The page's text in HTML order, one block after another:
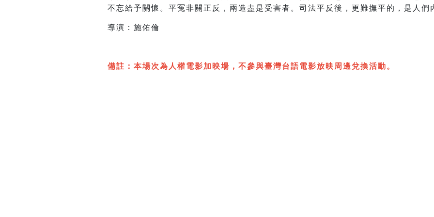
不忘給予關懷。平冤非關正反，兩造盡是受害者。司法平反後，更難撫平的，是人們
導演：施佑倫
備註：本場次為人權電影加映場，不參與臺灣台語電影放映周邊兌換活動。